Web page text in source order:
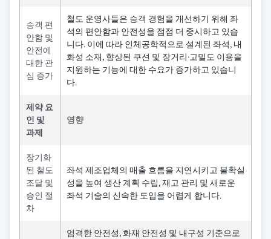
승객 편
안함 및
안전에
대한 관
심 증가
철도 운영사들은 승객 경험을 개선하기 위해 좌
석의 편안함과 안전성을 점점 더 중시하고 있습
니다. 이에 따라 인체공학적으로 설계된 좌석, 내
화성 소재, 향상된 쿠션 및 장거리·고밀도 이용을
지원하는 기능에 대한 수요가 증가하고 있습니
다.
제약 요
인 및
과제
영향
장기화
된 철도
조달 및
승인 절
차
좌석 제조업체의 매출 흐름을 지연시키고 불확실
성을 높여 생산 계획 수립, 재고 관리 및 새로운
좌석 기술의 신속한 도입을 어렵게 합니다.
엄격한 안전성, 화재 안전성 및 내구성 기준으로